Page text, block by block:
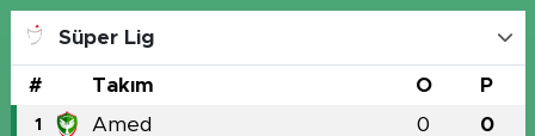
Süper Lig
# Takım O P
1 Amed 0 0